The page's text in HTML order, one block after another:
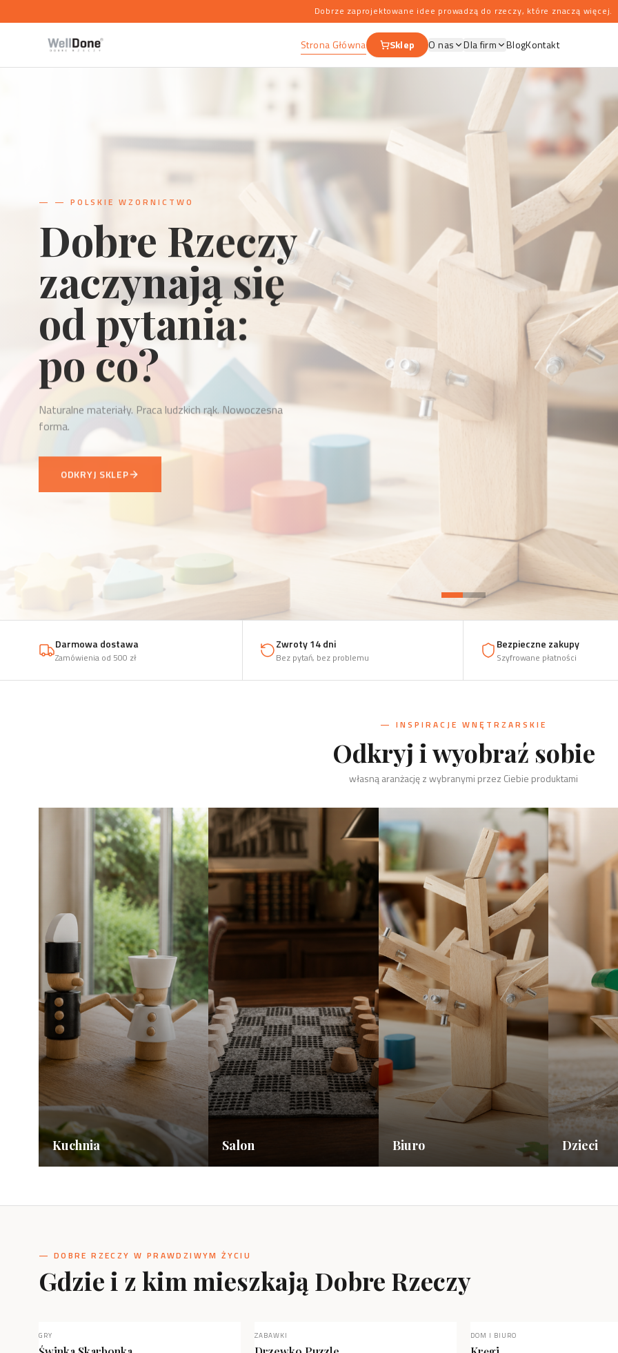
Dobrze zaprojektowane idee prowadzą do rzeczy, które znaczą więcej.
Strona Główna Sklep O nas Dla firm BlogKontakt
— PRZEDMIOTY UŻYTKOWE
Projekt
to odpowiedź.
Każdy przedmiot WellDone to odpowiedź na konkretną
potrzebę.
ZOBACZ NOWOŚCI
Darmowa dostawa
Zamówienia od 500 zł
Zwroty 14 dni
Bez pytań, bez problemu
Bezpieczne zakupy
Szyfrowane płatności
— INSPIRACJE WNĘTRZARSKIE
Odkryj i wyobraź sobie
własną aranżację z wybranymi przez Ciebie produktami
Kuchnia Salon Biuro Dzieci
— DOBRE RZECZY W PRAWDZIWYM ŻYCIU
Gdzie i z kim mieszkają Dobre Rzeczy
GRY ZABAWKI NIEDOSTĘPNY
DOM I BIURO